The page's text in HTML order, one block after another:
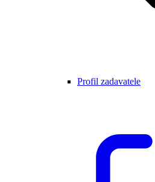
Profil zadavatele